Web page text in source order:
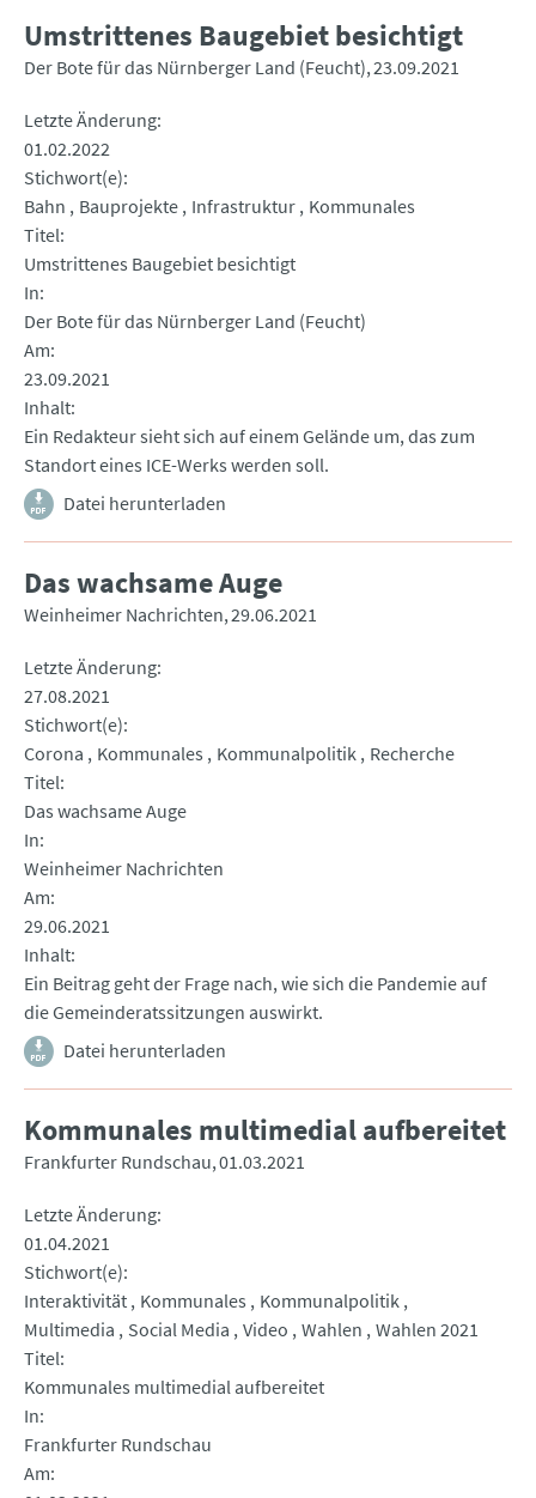
Umstrittenes Baugebiet besichtigt
Der Bote für das Nürnberger Land (Feucht) 23.09.2021
Letzte Änderung
01.02.2022
Stichwort(e)
Bahn
Bauprojekte Infrastruktur Kommunales
Titel
Umstrittenes Baugebiet besichtigt
In
Der Bote für das Nürnberger Land (Feucht)
Am
23.09.2021
Inhalt
Ein Redakteur sieht sich auf einem Gelände um, das zum
Standort eines ICE-Werks werden soll.
Datei herunterladen
Das wachsame Auge
Weinheimer Nachrichten 29.06.2021
Letzte Änderung
27.08.2021
Stichwort(e)
Corona
Kommunales Kommunalpolitik Recherche
Titel
Das wachsame Auge
In
Weinheimer Nachrichten
Am
29.06.2021
Inhalt
Ein Beitrag geht der Frage nach, wie sich die Pandemie auf
die Gemeinderatssitzungen auswirkt.
Datei herunterladen
Kommunales multimedial aufbereitet
Frankfurter Rundschau 01.03.2021
Letzte Änderung
01.04.2021
Stichwort(e)
Interaktivität Kommunales
Kommunalpolitik
Multimedia
Social Media Video Wahlen Wahlen 2021
Titel
Kommunales multimedial aufbereitet
In
Frankfurter Rundschau
Am